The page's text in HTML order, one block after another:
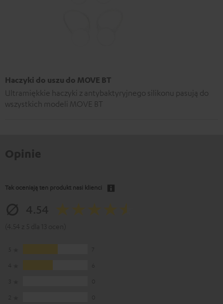
Haczyki do uszu do MOVE BT
Ultramiękkie haczyki z antybaktyryjnego silikonu pasują do
wszystkich modeli MOVE BT
Tak oceniają ten produkt nasi klienci